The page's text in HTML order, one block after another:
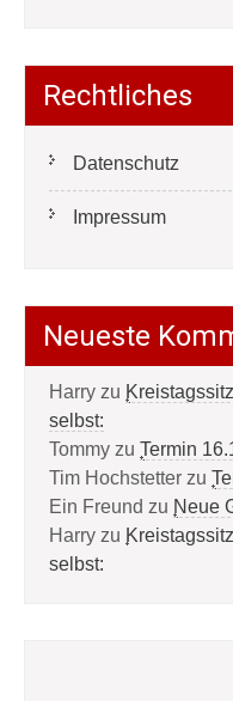
Rechtliches
Datenschutz
Impressum
Neueste
Harry zu
selbst:
Tommy zu Termin
Tim Hochstetter zu
Ein Freund zu Neue
Harry zu
selbst: